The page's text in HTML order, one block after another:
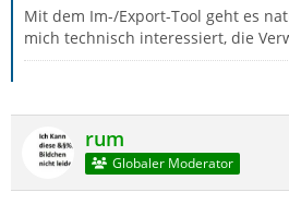
Mit dem Im-/Export-Tool geht es
mich technisch interessiert, die
rum
Globaler Moderator